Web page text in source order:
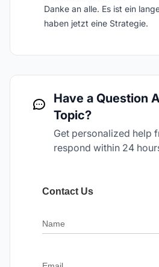
Danke an alle. Es ist ein
haben jetzt eine Strategie.
Have a Question
Topic?
Get personalized help
respond within 24